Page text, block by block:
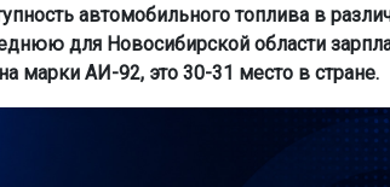
автомобильного топлива в
для Новосибирской области
марки АИ-92, это 30-31 место в стране.